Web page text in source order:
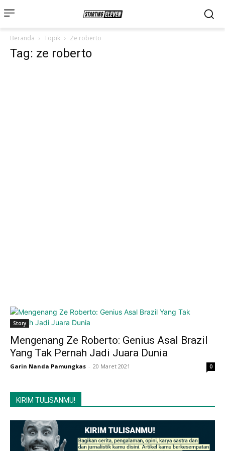
Beranda Topik Ze roberto
Tag: ze roberto
Story
Mengenang Ze Roberto: Genius Asal Brazil
Yang Tak Pernah Jadi Juara Dunia
Garin Nanda Pamungkas - 20 Maret 2021 0
KIRIM TULISANMU!